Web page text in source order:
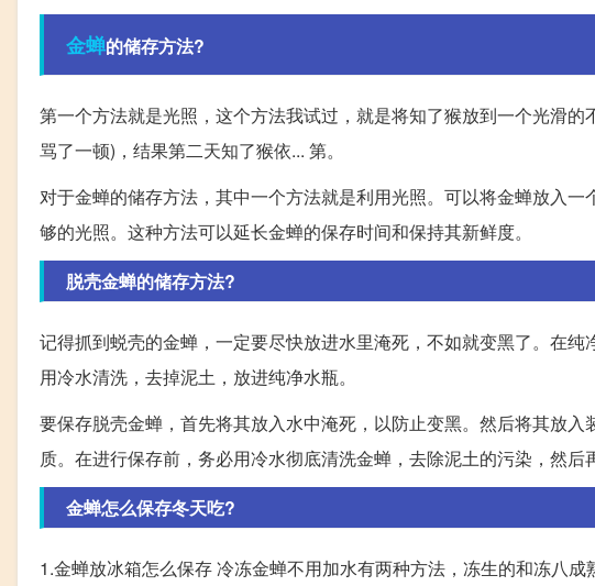
金蝉的储存方法?
第一个方法就是光照，这个方法我试过，就是将知了猴放到一个光滑
骂了一顿)，结果第二天知了猴依... 第。
对于金蝉的储存方法，其中一个方法就是利用光照。可以将金蝉放入
够的光照。这种方法可以延长金蝉的保存时间和保持其新鲜度。
脱壳金蝉的储存方法?
记得抓到蜕壳的金蝉，一定要尽快放进水里淹死，不如就变黑了。在
用冷水清洗，去掉泥土，放进纯净水瓶。
要保存脱壳金蝉，首先将其放入水中淹死，以防止变黑。然后将其放
质。在进行保存前，务必用冷水彻底清洗金蝉，去除泥土的污染，然后
金蝉怎么保存冬天吃?
1.金蝉放冰箱怎么保存 冷冻金蝉不用加水有两种方法，冻生的和冻八